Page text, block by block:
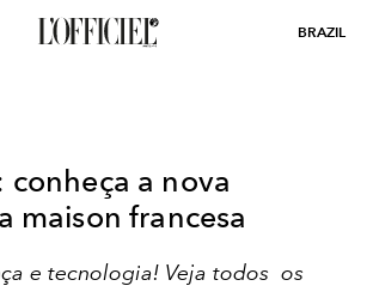
BRAZIL
conheça a nova
maison francesa
e tecnologia! Veja todos os